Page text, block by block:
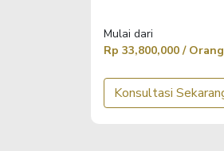
Mulai dari
Rp 33,800,000 / Orang
Konsultasi